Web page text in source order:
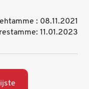
: 08.11.2021
11.01.2023